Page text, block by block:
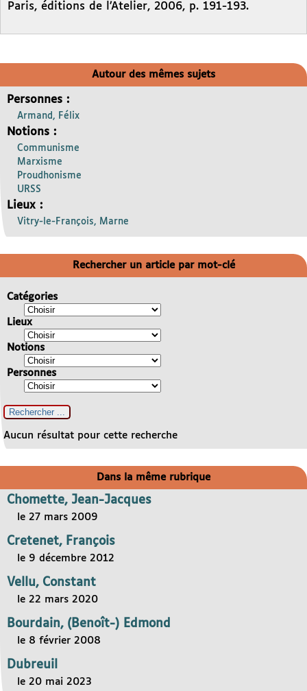
Paris, éditions de l’Atelier, 2006, p. 191-193.
Autour des mêmes sujets
Personnes :
Armand, Félix
Notions :
Communisme
Marxisme
Proudhonisme
URSS
Lieux :
Vitry-le-François, Marne
Rechercher un article par mot-clé
Catégories
Lieux
Notions
Personnes
Aucun résultat pour cette recherche
Dans la même rubrique
Chomette, Jean-Jacques
le 27 mars 2009
Cretenet, François
le 9 décembre 2012
Vellu, Constant
le 22 mars 2020
Bourdain, (Benoît-) Edmond
le 8 février 2008
Dubreuil
le 20 mai 2023